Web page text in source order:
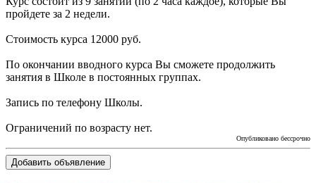
пройдете за 2 недели.
Стоимость курса 12000 руб.
По окончании вводного курса Вы сможете продолжить
занятия в Школе в постоянных группах.
Запись по телефону Школы.
Ограничений по возрасту нет.
Опубликовано бессрочно
Добавить объявление